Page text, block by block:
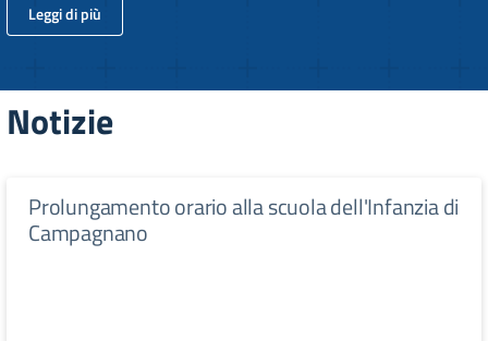
Leggi di più
Notizie
Prolungamento orario alla scuola dell'Infanzia di
Campagnano